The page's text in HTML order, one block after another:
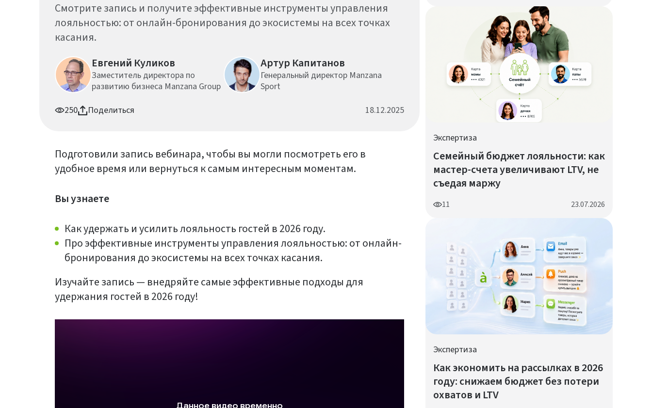
Смотрите запись и получите эффективные инструменты управления
лояльностью: от онлайн-бронирования до экосистемы на всех точках
касания.
Евгений Куликов
Заместитель директора по
развитию бизнеса Manzana Group
Артур Капитанов
Генеральный директор Manzana
Sport
250
Поделиться 18.12.2025
Подготовили запись вебинара, чтобы вы могли посмотреть его в
удобное время или вернуться к самым интересным моментам.
Вы узнаете
Как удержать и усилить лояльность гостей в 2026 году.
Про эффективные инструменты управления лояльностью: от онлайн-
бронирования до экосистемы на всех точках касания.
Изучайте запись — внедряйте самые эффективные подходы для
удержания гостей в 2026 году!
Экспертиза
Семейный бюджет лояльности: как
мастер-счета увеличивают LTV, не
съедая маржу
11 23.07.2026
Экспертиза
Как экономить на рассылках в 2026
году: снижаем бюджет без потери
охватов и LTV